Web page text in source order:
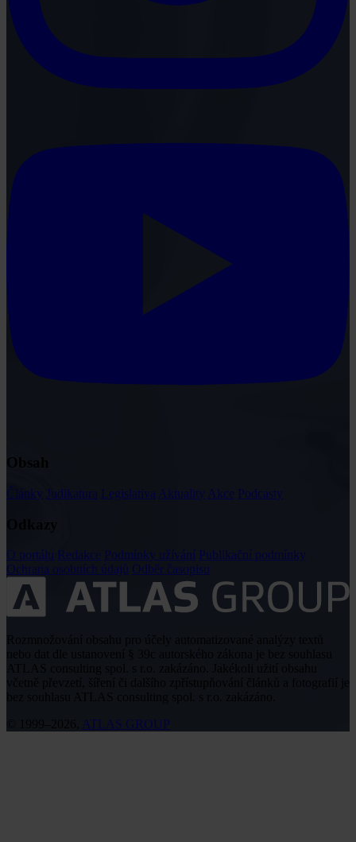
Články Judikatura Legislativa Aktuality Akce Podcasty
O portálu Redakce Podmínky užívání Publikační podmínky
Ochrana osobních údajů Odběr časopisu
včetně převzetí, šíření či dalšího zpřístupňování článků a fotografií je
ATLAS GROUP